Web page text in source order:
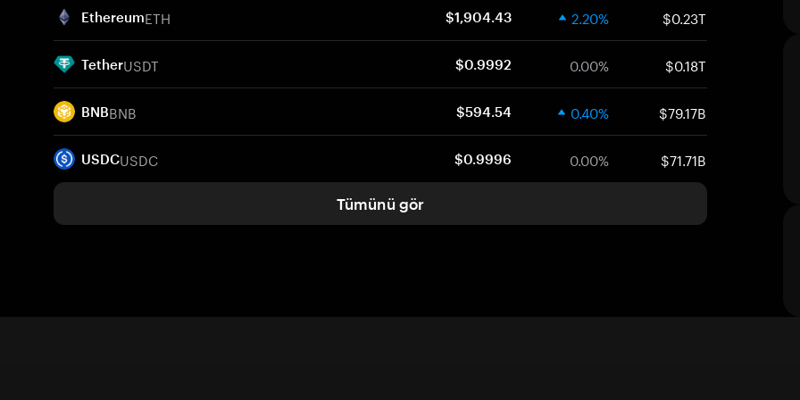
EthereumETH $1,904.43 2.20% $0.23T
TetherUSDT $0.9992 0.00% $0.18T
BNBBNB $594.54 0.40% $79.17B
USDCUSDC $0.9996 0.00% $71.71B
Tümünü gör